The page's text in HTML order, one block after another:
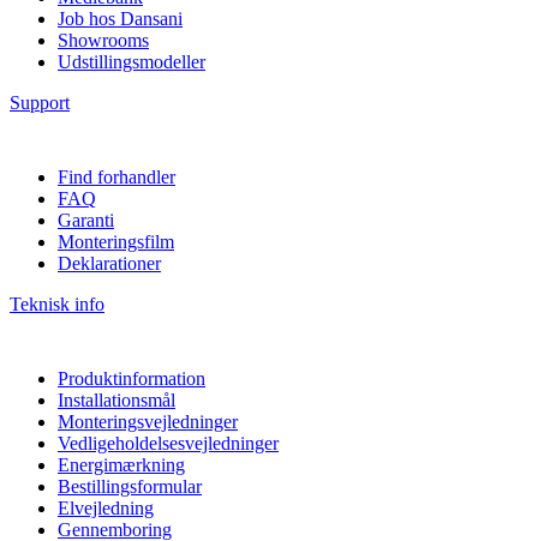
Job hos Dansani
Showrooms
Udstillingsmodeller
Support
Find forhandler
FAQ
Garanti
Monteringsfilm
Deklarationer
Teknisk info
Produktinformation
Installationsmål
Monteringsvejledninger
Vedligeholdelsesvejledninger
Energimærkning
Bestillingsformular
Elvejledning
Gennemboring